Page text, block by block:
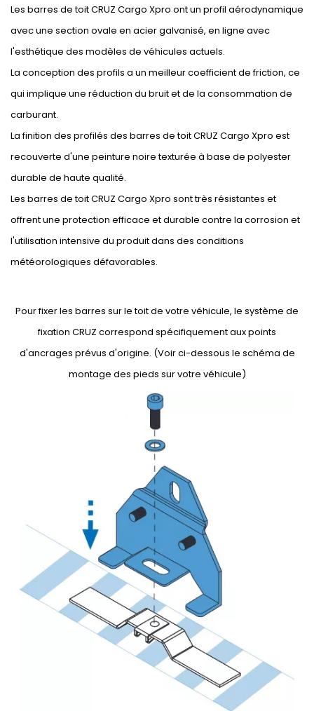
Les barres de toit CRUZ Cargo Xpro ont un profil aérodynamique
avec une section ovale en acier galvanisé, en ligne avec
l'esthétique des modèles de véhicules actuels.
La conception des profils a un meilleur coefficient de friction, ce
qui implique une réduction du bruit et de la consommation de
carburant.
La finition des profilés des barres de toit CRUZ Cargo Xpro est
recouverte d'une peinture noire texturée à base de polyester
durable de haute qualité.
Les barres de toit CRUZ Cargo Xpro sont très résistantes et
offrent une protection efficace et durable contre la corrosion et
l'utilisation intensive du produit dans des conditions
météorologiques défavorables.
Pour fixer les barres sur le toit de votre véhicule, le système de
fixation CRUZ correspond spécifiquement aux points
d'ancrages prévus d'origine. (Voir ci-dessous le schéma de
montage des pieds sur votre véhicule)